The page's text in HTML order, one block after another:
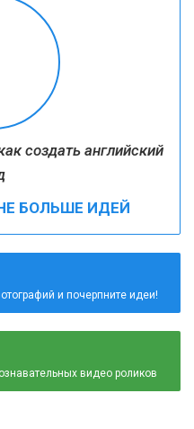
создать английский
БОЛЬШЕ ИДЕЙ
и почерпните идеи!
видео роликов